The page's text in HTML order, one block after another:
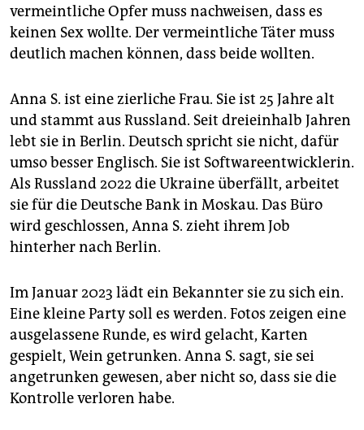
vermeintliche Opfer muss nachweisen, dass es
keinen Sex wollte. Der vermeintliche Täter muss
deutlich machen können, dass beide wollten.
Anna S. ist eine zierliche Frau. Sie ist 25 Jahre alt
und stammt aus Russland. Seit dreieinhalb Jahren
lebt sie in Berlin. Deutsch spricht sie nicht, dafür
umso besser Englisch. Sie ist Softwareentwicklerin.
Als Russland 2022 die Ukraine überfällt, arbeitet
sie für die Deutsche Bank in Moskau. Das Büro
wird geschlossen, Anna S. zieht ihrem Job
hinterher nach Berlin.
Im Januar 2023 lädt ein Bekannter sie zu sich ein.
Eine kleine Party soll es werden. Fotos zeigen eine
ausgelassene Runde, es wird gelacht, Karten
gespielt, Wein getrunken. Anna S. sagt, sie sei
angetrunken gewesen, aber nicht so, dass sie die
Kontrolle verloren habe.